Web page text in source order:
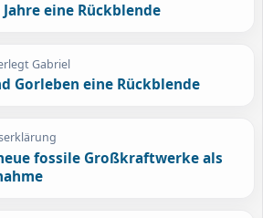
eine Rückblende
Gabriel
Gorleben eine Rückblende
fossile Großkraftwerke als